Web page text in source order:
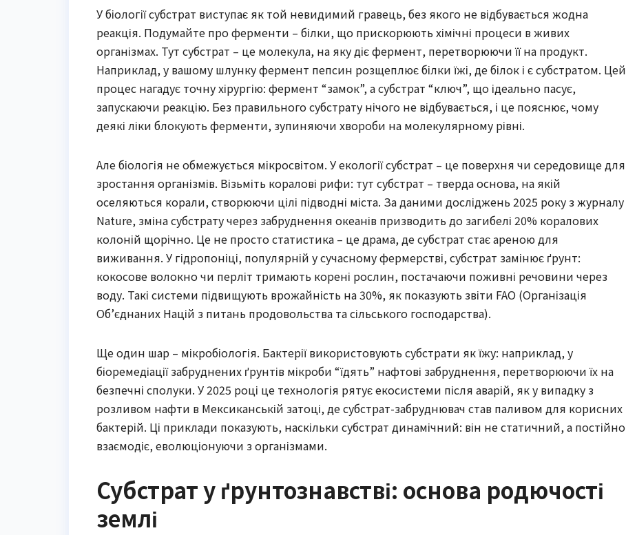
У біології субстрат виступає як той невидимий гравець, без якого не відбувається жодна
реакція. Подумайте про ферменти – білки, що прискорюють хімічні процеси в живих
організмах. Тут субстрат – це молекула, на яку діє фермент, перетворюючи її на продукт.
Наприклад, у вашому шлунку фермент пепсин розщеплює білки їжі, де білок і є субстратом. Цей
процес нагадує точну хірургію: фермент “замок”, а субстрат “ключ”, що ідеально пасує,
запускаючи реакцію. Без правильного субстрату нічого не відбувається, і це пояснює, чому
деякі ліки блокують ферменти, зупиняючи хвороби на молекулярному рівні.
Але біологія не обмежується мікросвітом. У екології субстрат – це поверхня чи середовище для
зростання організмів. Візьміть коралові рифи: тут субстрат – тверда основа, на якій
оселяються корали, створюючи цілі підводні міста. За даними досліджень 2025 року з журналу
Nature, зміна субстрату через забруднення океанів призводить до загибелі 20% коралових
колоній щорічно. Це не просто статистика – це драма, де субстрат стає ареною для
виживання. У гідропоніці, популярній у сучасному фермерстві, субстрат замінює ґрунт:
кокосове волокно чи перліт тримають корені рослин, постачаючи поживні речовини через
воду. Такі системи підвищують врожайність на 30%, як показують звіти FAO (Організація
Об’єднаних Націй з питань продовольства та сільського господарства).
Ще один шар – мікробіологія. Бактерії використовують субстрати як їжу: наприклад, у
біоремедіації забруднених ґрунтів мікроби “їдять” нафтові забруднення, перетворюючи їх на
безпечні сполуки. У 2025 році це технологія рятує екосистеми після аварій, як у випадку з
розливом нафти в Мексиканській затоці, де субстрат-забруднювач став паливом для корисних
бактерій. Ці приклади показують, наскільки субстрат динамічний: він не статичний, а постійно
взаємодіє, еволюціонуючи з організмами.
Субстрат у ґрунтознавстві: основа родючості
землі